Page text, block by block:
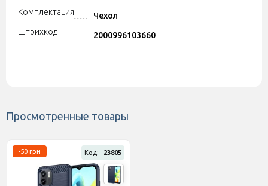
Комплектация
Чехол
Штрихкод
2000996103660
Просмотренные товары
Код: 23805
-50 грн